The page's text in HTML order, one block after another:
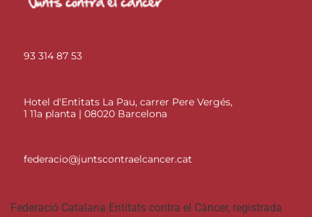
93 314 87 53
Hotel d'Entitats La Pau, carrer Pere Vergés,
1 11a planta | 08020 Barcelona
federacio@juntscontraelcancer.cat
Federació Catalana Entitats contra el Càncer, registrada